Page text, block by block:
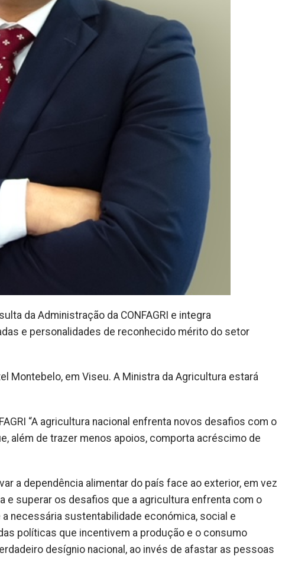
da Administração da CONFAGRI e integra
e personalidades de reconhecido mérito do setor
Montebelo, em Viseu. A Ministra da Agricultura estará
“A agricultura nacional enfrenta novos desafios com o
além de trazer menos apoios, comporta acréscimo de
a dependência alimentar do país face ao exterior, em vez
e superar os desafios que a agricultura enfrenta com o
necessária sustentabilidade económica, social e
políticas que incentivem a produção e o consumo
desígnio nacional, ao invés de afastar as pessoas